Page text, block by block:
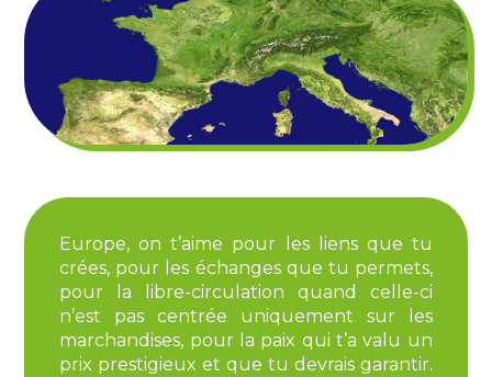
Europe, on t’aime pour les liens que tu
crées, pour les échanges que tu permets,
pour la libre-circulation quand celle-ci
n’est pas centrée uniquement sur les
marchandises, pour la paix qui t’a valu un
prix prestigieux et que tu devrais garantir.